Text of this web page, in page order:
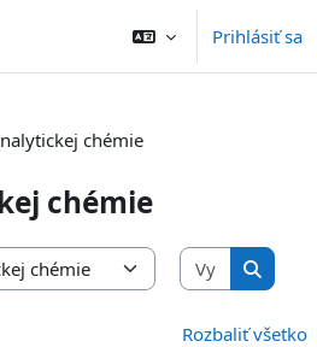
Prihlásiť sa
chémie
chémie
Vyhľadať
Rozbaliť všetko